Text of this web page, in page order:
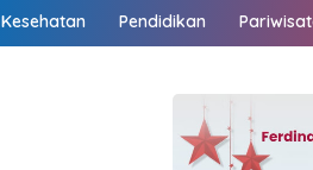
Kesehatan Pendidikan